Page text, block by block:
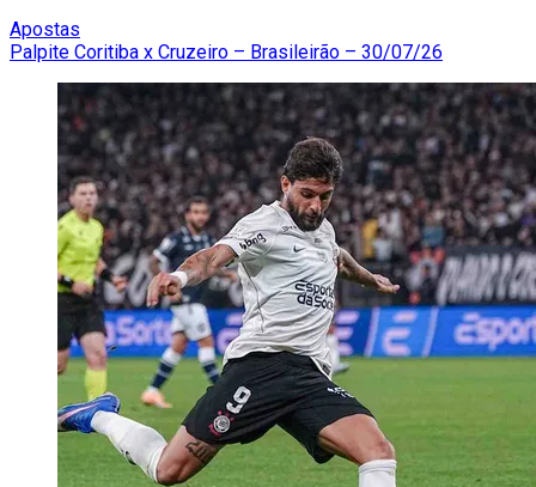
Apostas
Palpite Coritiba x Cruzeiro – Brasileirão – 30/07/26